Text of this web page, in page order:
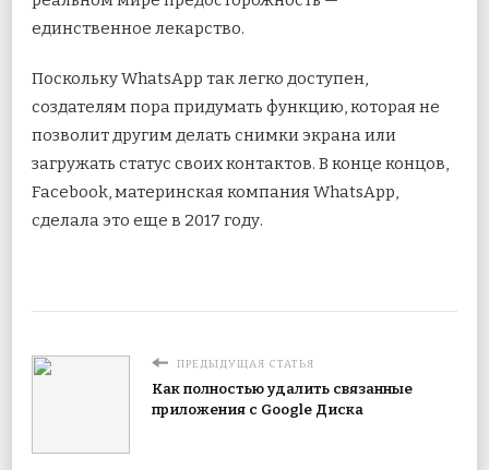
единственное лекарство.
Поскольку WhatsApp так легко доступен,
создателям пора придумать функцию, которая не
позволит другим делать снимки экрана или
загружать статус своих контактов. В конце концов,
Facebook, материнская компания WhatsApp,
сделала это еще в 2017 году.
ПРЕДЫДУЩАЯ СТАТЬЯ
Как полностью удалить связанные
приложения с Google Диска